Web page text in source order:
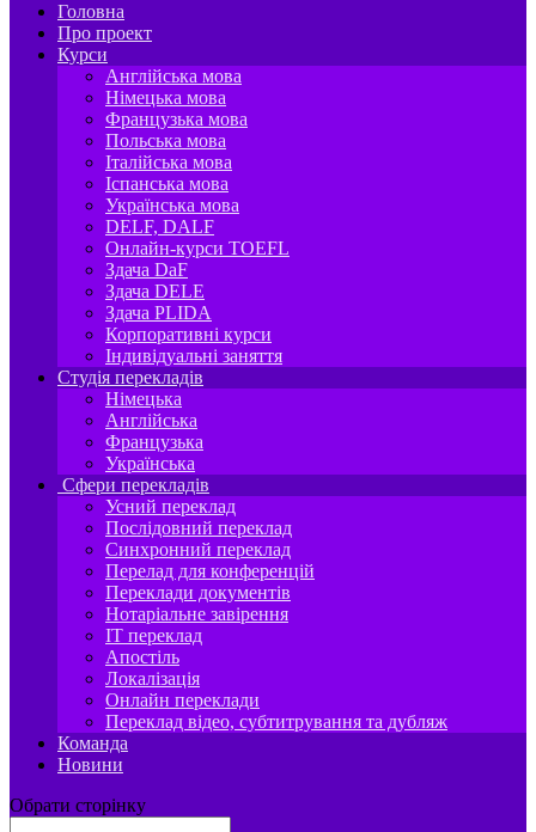
Головна
Про проект
Курси
Англійська мова
Німецька мова
Французька мова
Польська мова
Італійська мова
Іспанська мова
Українська мова
DELF, DALF
Онлайн-курси TOEFL
Здача DaF
Здача DELE
Здача PLIDA
Корпоративні курси
Індивідуальні заняття
Студія перекладів
Німецька
Англійська
Французька
Українська
Сфери перекладів
Усний переклад
Послідовний переклад
Синхронний переклад
Перелад для конференцій
Переклади документів
Нотаріальне завірення
IT переклад
Апостіль
Локалізація
Онлайн переклади
Переклад відео, субтитрування та дубляж
Команда
Новини
Обрати сторінку